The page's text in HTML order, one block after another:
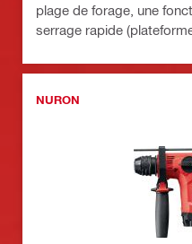
plage de forage, une
serrage rapide
NURON